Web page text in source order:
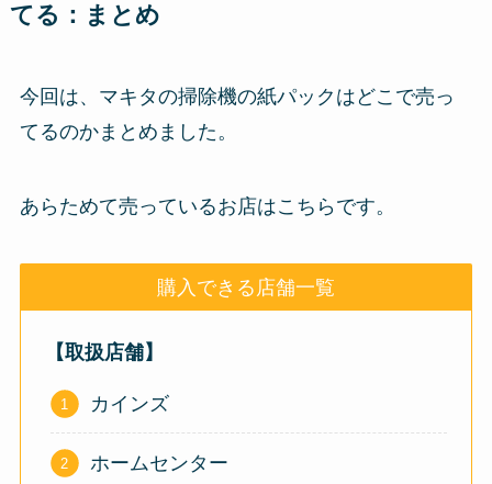
てる：まとめ
今回は、マキタの掃除機の紙パックはどこで売っ
てるのかまとめました。
あらためて売っているお店はこちらです。
購入できる店舗一覧
【取扱店舗】
カインズ
ホームセンター